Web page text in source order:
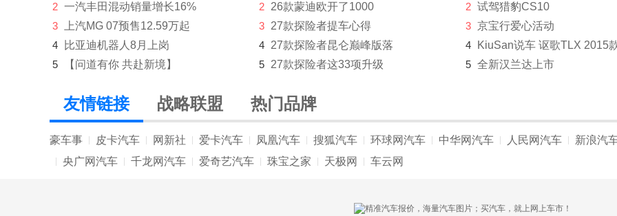
上汽大通MAXUS
深蓝
神行者
神州
示界
双龙
2 一汽丰田混动销量增长16%
3
上汽MG 07预售12.59万起
4
比亚迪机器人8月上岗
5
【问道有你 共赴新境】
2 26款蒙迪欧开了1000
3 27款探险者提车心得
4 27款探险者昆仑巅峰版落
5 27款探险者这33项升级
2 试驾猎豹CS10
3 京宝行爱心活动
4
KiuSan说车 讴歌TLX 2015
5 全新汉兰达上市
友情链接 战略联盟 热门品牌
豪车事 皮卡汽车 网新社 爱卡汽车 凤凰汽车 搜狐汽车 环球网汽车 中华网汽车 人民网汽车 新浪汽
央广网汽车 千龙网汽车 爱奇艺汽车 珠宝之家 天极网 车云网